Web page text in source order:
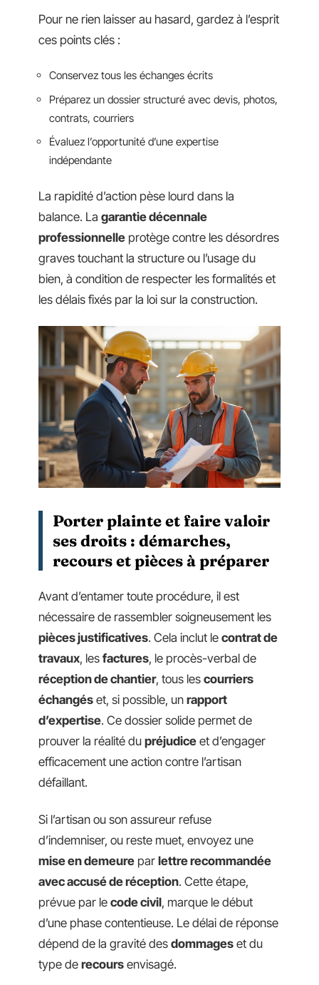
Pour ne rien laisser au hasard, gardez à l’esprit
ces points clés :
Conservez tous les échanges écrits
Préparez un dossier structuré avec devis, photos,
contrats, courriers
Évaluez l’opportunité d’une expertise
indépendante
La rapidité d’action pèse lourd dans la
balance. La garantie décennale
professionnelle protège contre les désordres
graves touchant la structure ou l’usage du
bien, à condition de respecter les formalités et
les délais fixés par la loi sur la construction.
Porter plainte et faire valoir
ses droits : démarches,
recours et pièces à préparer
Avant d’entamer toute procédure, il est
nécessaire de rassembler soigneusement les
pièces justificatives. Cela inclut le contrat de
travaux, les factures, le procès-verbal de
réception de chantier, tous les courriers
échangés et, si possible, un rapport
d’expertise. Ce dossier solide permet de
prouver la réalité du préjudice et d’engager
efficacement une action contre l’artisan
défaillant.
Si l’artisan ou son assureur refuse
d’indemniser, ou reste muet, envoyez une
mise en demeure par lettre recommandée
avec accusé de réception. Cette étape,
prévue par le code civil, marque le début
d’une phase contentieuse. Le délai de réponse
dépend de la gravité des dommages et du
type de recours envisagé.